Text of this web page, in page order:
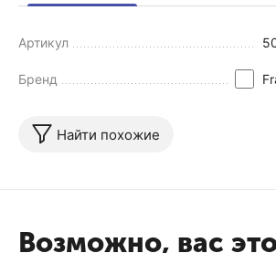
Артикул
Бренд
Найти похожие
Возможно, вас